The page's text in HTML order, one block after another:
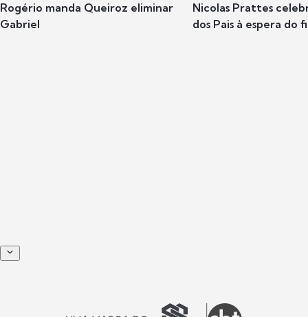
Rogério manda Queiroz eliminar
Gabriel
Nicolas Prattes
dos Pais à espera do